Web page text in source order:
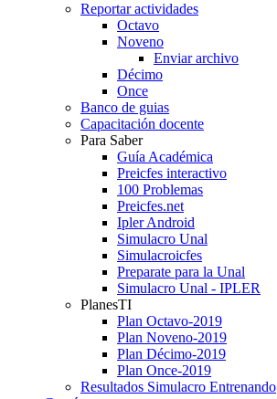
Reportar actividades
Octavo
Noveno
Enviar archivo
Décimo
Once
Banco de guias
Capacitación docente
Para Saber
Guía Académica
Preicfes interactivo
100 Problemas
Preicfes.net
Ipler Android
Simulacro Unal
Simulacroicfes
Preparate para la Unal
Simulacro Unal - IPLER
PlanesTI
Plan Octavo-2019
Plan Noveno-2019
Plan Décimo-2019
Plan Once-2019
Resultados Simulacro Entrenando